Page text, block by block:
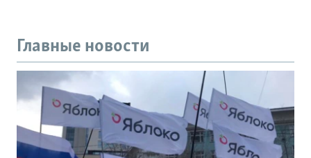
Главные новости